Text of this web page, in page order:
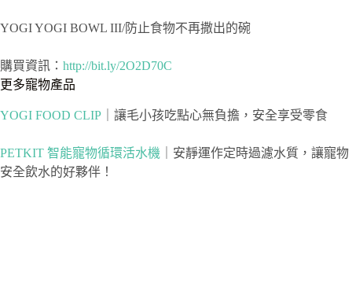
YOGI YOGI BOWL III/防止食物不再撒出的碗
購買資訊： http://bit.ly/2O2D70C
更多寵物產品
YOGI FOOD CLIP ｜讓毛小孩吃點心無負擔，安全享受零食
PETKIT 智能寵物循環活水機 ｜安靜運作定時過濾水質，讓寵物
安全飲水的好夥伴！